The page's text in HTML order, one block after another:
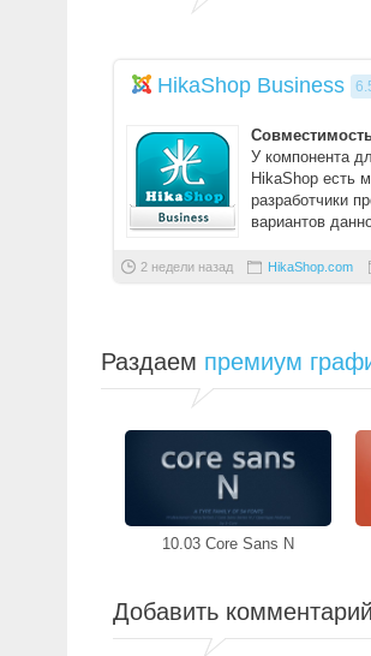
HikaShop Business
У компонента
HikaShop есть
разработчики
вариантов
2 недели назад HikaShop.com
Раздаем премиум
10.03 Core Sans N
Добавить комментарий